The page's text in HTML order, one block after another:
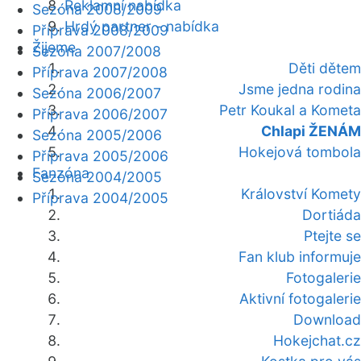
Reklamní nabídka
Hrdý partner - nabídka
Žijeme
Děti dětem
Jsme jedna rodina
Petr Koukal a Kometa
Chlapi ŽENÁM
Hokejová tombola
Fanzóna
Království Komety
Dortiáda
Ptejte se
Fan klub informuje
Fotogalerie
Aktivní fotogalerie
Download
Hokejchat.cz
Sezóna 2008/2009
Příprava 2008/2009
Sezóna 2007/2008
Příprava 2007/2008
Sezóna 2006/2007
Příprava 2006/2007
Sezóna 2005/2006
Příprava 2005/2006
Sezóna 2004/2005
Příprava 2004/2005